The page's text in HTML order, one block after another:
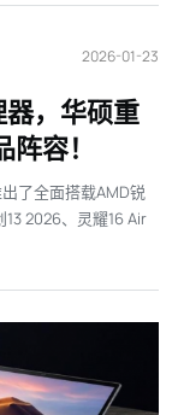
2026-01-23
，华硕重
容！
了全面搭载AMD锐
2026、灵耀16 Air